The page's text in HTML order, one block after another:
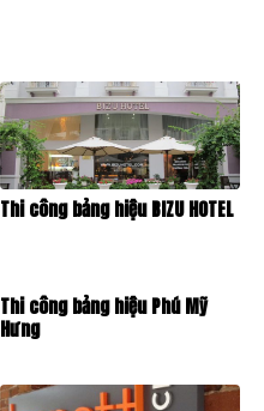
Thi công bảng hiệu BIZU HOTEL
Thi công bảng hiệu Phú Mỹ
Hưng